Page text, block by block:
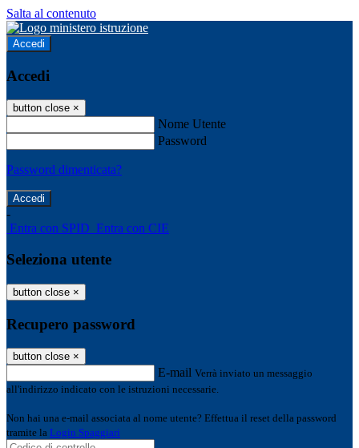
Salta al contenuto
Accedi
Accedi
button close ×
Nome Utente
Password
Password dimenticata?
-
Entra con SPID Entra con CIE
Seleziona utente
button close ×
Recupero password
button close ×
E-mail Verrà inviato un messaggio
all'indirizzo indicato con le istruzioni necessarie.
Non hai una e-mail associata al nome utente? Effettua il reset della password
tramite la Login Spaggiari